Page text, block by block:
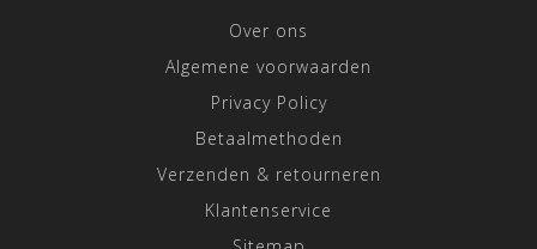
Over ons
Algemene voorwaarden
Privacy Policy
Betaalmethoden
Verzenden & retourneren
Klantenservice